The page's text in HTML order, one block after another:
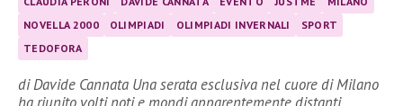
NOVELLA 2000
OLIMPIADI OLIMPIADI INVERNALI
SPORT
TEDOFORA
di Davide Cannata Una serata esclusiva nel cuore di Milano